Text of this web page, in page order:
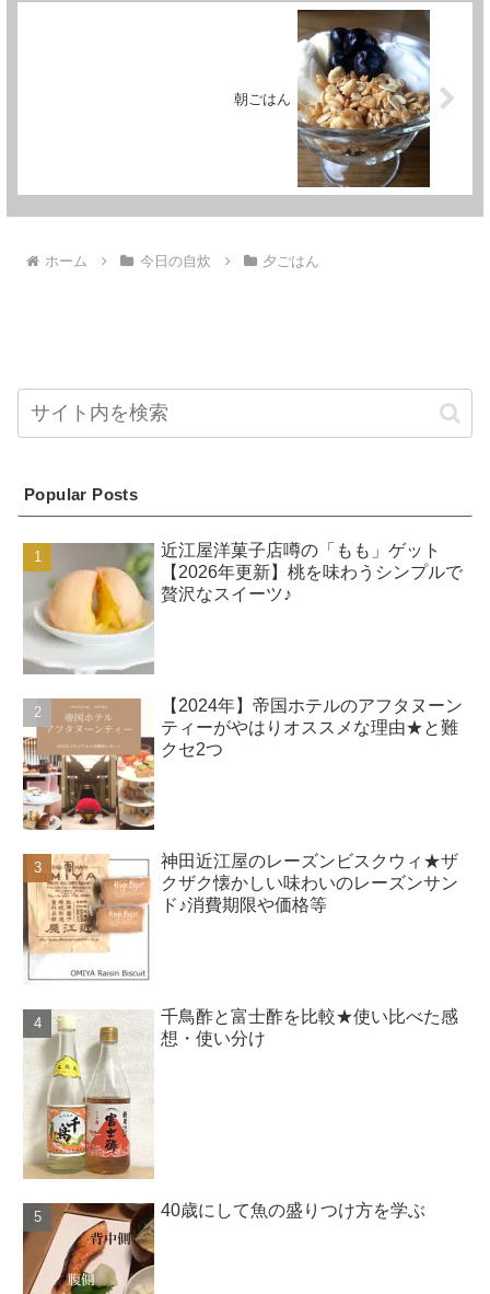
朝ごはん
ホーム 今日の自炊 夕ごはん
Popular Posts
近江屋洋菓子店噂の「もも」ゲット
【2026年更新】桃を味わうシンプルで
贅沢なスイーツ♪
【2024年】帝国ホテルのアフタヌーン
ティーがやはりオススメな理由★と難
クセ2つ
神田近江屋のレーズンビスクウィ★ザ
クザク懐かしい味わいのレーズンサン
ド♪消費期限や価格等
千鳥酢と富士酢を比較★使い比べた感
想・使い分け
40歳にして魚の盛りつけ方を学ぶ